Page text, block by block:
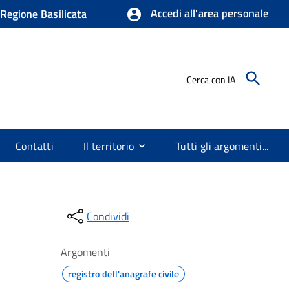
Regione Basilicata Accedi all'area personale
Cerca con IA
Contatti Il territorio Tutti gli argomenti...
Condividi
Argomenti
registro dell'anagrafe civile